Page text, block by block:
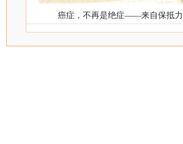
癌症，不再是绝症——来自保抵力